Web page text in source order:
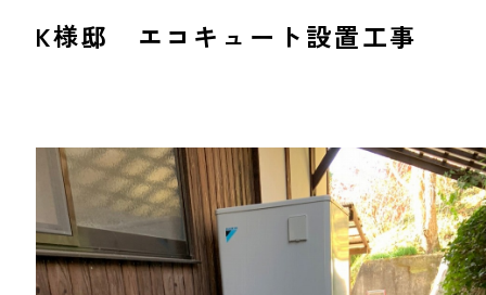
サービス案内
オール電化
一般リフォーム
法人のお
SDGsへの
お知らせ
K様邸 エコキュート設置工事